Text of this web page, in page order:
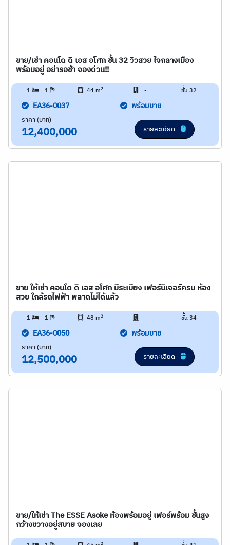
ขาย/เช่า คอนโด ดิ เอส อโศก ชั้น 32 วิวสวย ใจกลางเมือง
พร้อมอยู่ อย่ารอช้า จองด่วน!!
1 1 44 m2 - ชั้น 32
EA36-0037 พร้อมขาย
ราคา (บาท)
12,400,000 รายละเอียด
ขาย ให้เช่า คอนโด ดิ เอส อโศก มีระเบียง เฟอร์นิเจอร์ครบ ห้อง
สวย ใกล้รถไฟฟ้า พลาดไม่ได้แล้ว
1 1 48 m2 - ชั้น 34
EA36-0050 พร้อมขาย
ราคา (บาท)
12,500,000 รายละเอียด
ขาย/ให้เช่า The ESSE Asoke ห้องพร้อมอยู่ เฟอร์พร้อม ชั้นสูง
กว้างขวางอยู่สบาย จองเลย
2